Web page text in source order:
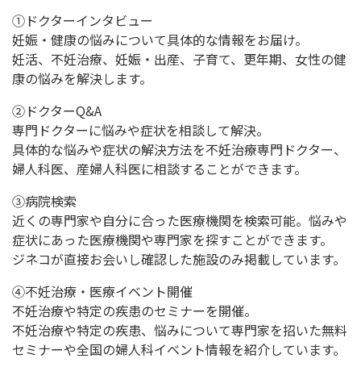
①ドクターインタビュー
妊娠・健康の悩みについて具体的な情報をお届け。
妊活、不妊治療、妊娠・出産、子育て、更年期、女性の健
康の悩みを解決します。
②ドクターQ&A
専門ドクターに悩みや症状を相談して解決。
具体的な悩みや症状の解決方法を不妊治療専門ドクター、
婦人科医、産婦人科医に相談することができます。
③病院検索
近くの専門家や自分に合った医療機関を検索可能。悩みや
症状にあった医療機関や専門家を探すことができます。
ジネコが直接お会いし確認した施設のみ掲載しています。
④不妊治療・医療イベント開催
不妊治療や特定の疾患のセミナーを開催。
不妊治療や特定の疾患、悩みについて専門家を招いた無料
セミナーや全国の婦人科イベント情報を紹介しています。